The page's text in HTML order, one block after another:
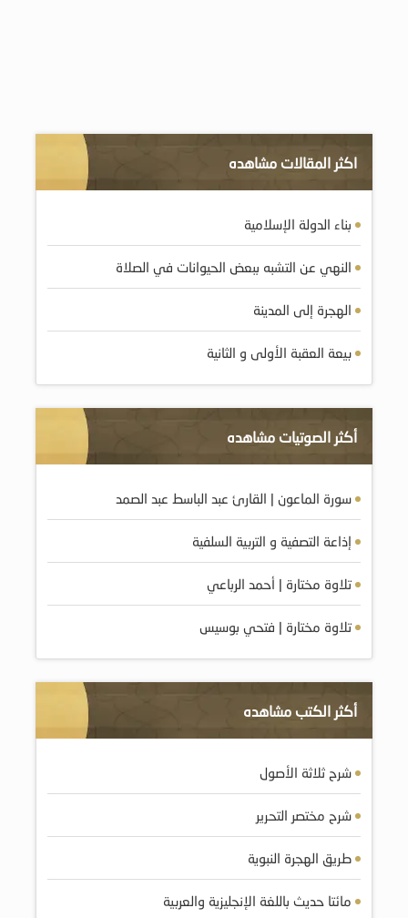
اكثر المقالات مشاهده
بناء الدولة الإسلامية
النهي عن التشبه ببعض الحيوانات في الصلاة
الهجرة إلى المدينة
بيعة العقبة الأولى و الثانية
أكثر الصوتيات مشاهده
سورة الماعون | القارئ عبد الباسط عبد الصمد
إذاعة التصفية و التربية السلفية
تلاوة مختارة | أحمد الرباعي
تلاوة مختارة | فتحي بوسيس
أكثر الكتب مشاهده
شرح ثلاثة الأصول
شرح مختصر التحرير
طريق الهجرة النبوية
مائتا حديث باللغة الإنجليزية والعربية